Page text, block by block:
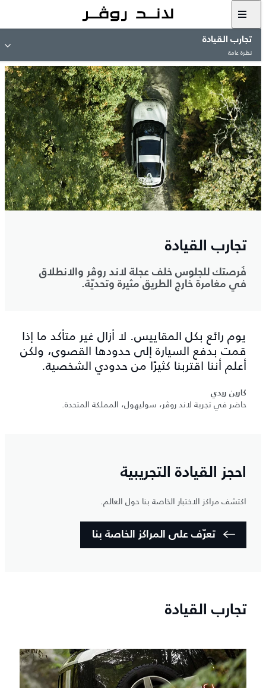
تجارب القيادة
نظرة عامة
تجارب القيادة
فُرصتك للجلوس خلف عجلة لاند روڤر والانطلاق
في مغامرة خارج الطريق مثيرة وتحديّة.
يوم رائع بكل المقاييس. لا أزال غير متأكد ما إذا
قمت بدفع السيارة إلى حدودها القصوى، ولكن
أعلم أننا اقتربنا كثيرًا من حدودي الشخصية.
كارين ريدي
حاضر في تجربة لاند روڤر، سوليهول، المملكة المتحدة.
احجز القيادة التجريبية
اكتشف مراكز الاختبار الخاصة بنا حول العالم.
تعرّف على المراكز الخاصة بنا
تجارب القيادة